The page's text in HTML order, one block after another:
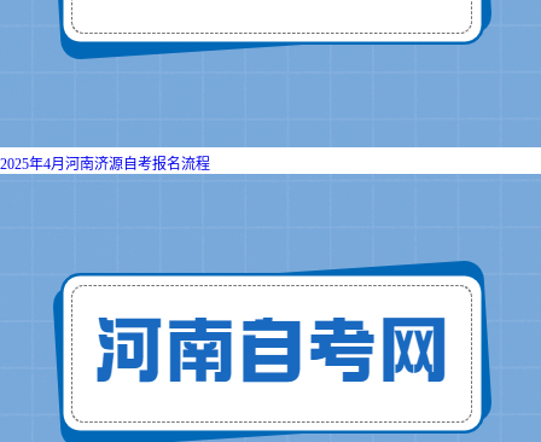
2025年4月河南济源自考报名流程